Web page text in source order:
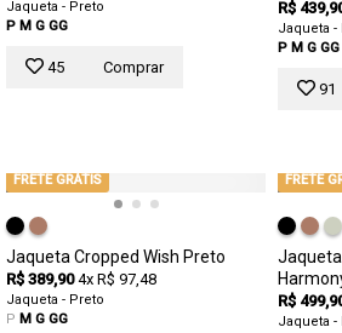
Jaqueta - Preto
P M G GG
45 Comprar
R$
Jaqueta -
P M G GG
91
FRETE GRÁTIS
Jaqueta Cropped Wish Preto
R$ 389,90 4x R$ 97,48
Jaqueta - Preto
P M G GG
FRETE
R$
Jaqueta -